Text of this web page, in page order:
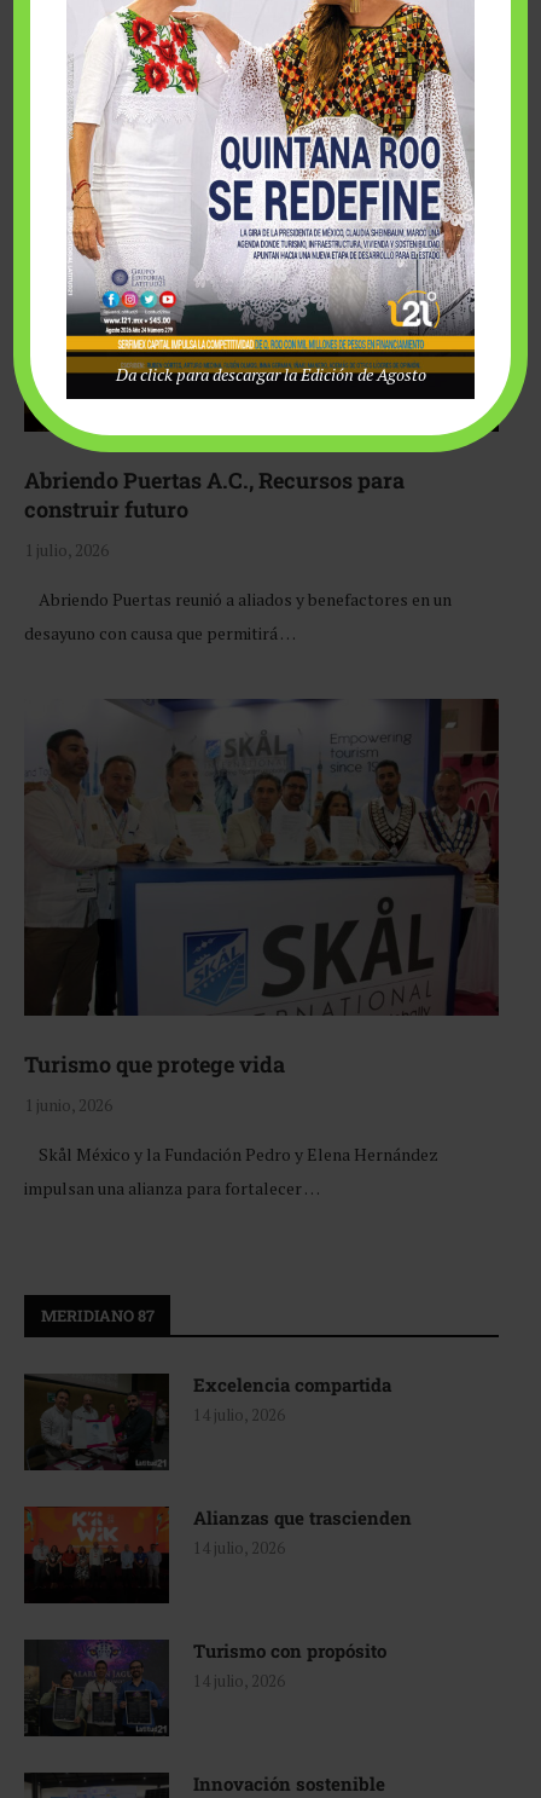
Fairmont Mayakoba y Make-A-Wish México unieron
esfuerzos para hacer realidad el deseo de una …
Abriendo Puertas A.C., Recursos para
construir futuro
1 julio, 2026
Abriendo Puertas reunió a aliados y benefactores en un
desayuno con causa que permitirá …
Turismo que protege vida
1 junio, 2026
Skål México y la Fundación Pedro y Elena Hernández
impulsan una alianza para fortalecer …
MERIDIANO 87
Excelencia compartida
14 julio, 2026
Alianzas que trascienden
14 julio, 2026
Turismo con propósito
14 julio, 2026
Innovación sostenible
Da click para descargar la Edición de Agosto